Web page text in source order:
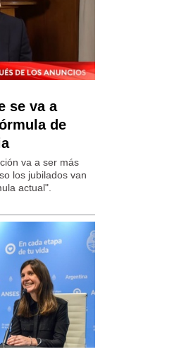
se va a
de
va a ser más
los jubilados van
actual".